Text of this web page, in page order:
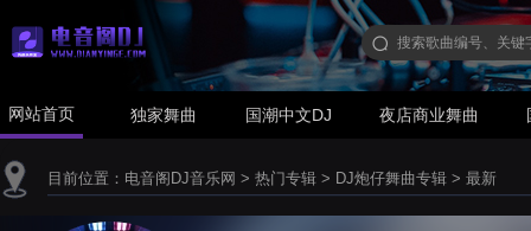
网站首页 独家舞曲 国潮中文DJ 夜店商业舞曲
目前位置： 电音阁DJ音乐网 > 热门专辑 > DJ炮仔舞曲专辑 > 最新